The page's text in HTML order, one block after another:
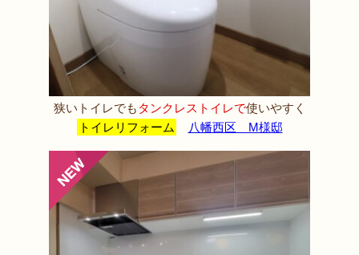
狭いトイレでも タンクレストイレで使いやすく
トイレリフォーム
八幡西区 M様邸